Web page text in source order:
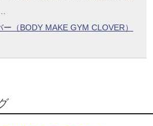
（BODY MAKE GYM CLOVER）